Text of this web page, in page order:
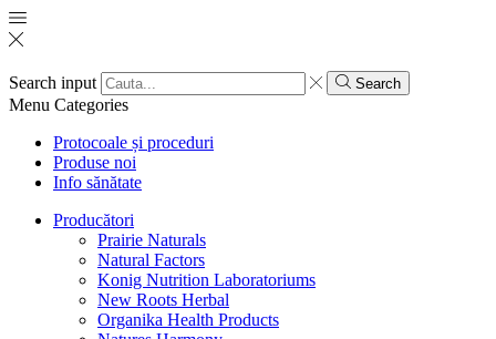
Search input Search
Menu Categories
Protocoale și proceduri
Produse noi
Info sănătate
Producători
Prairie Naturals
Natural Factors
Konig Nutrition Laboratoriums
New Roots Herbal
Organika Health Products